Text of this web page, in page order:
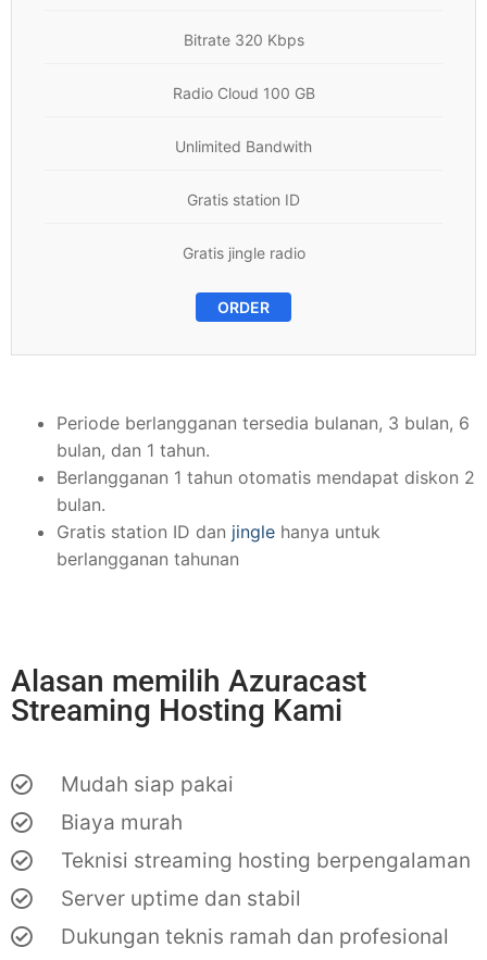
Bitrate 320 Kbps
Radio Cloud 100 GB
Unlimited Bandwith
Gratis station ID
Gratis jingle radio
ORDER
Periode berlangganan tersedia bulanan, 3 bulan, 6
bulan, dan 1 tahun.
Berlangganan 1 tahun otomatis mendapat diskon 2
bulan.
Gratis station ID dan jinglehanya untuk
berlangganan tahunan
Alasan memilih Azuracast
Streaming Hosting Kami
Mudah siap pakai
Biaya murah
Teknisi streaming hosting berpengalaman
Server uptime dan stabil
Dukungan teknis ramah dan profesional